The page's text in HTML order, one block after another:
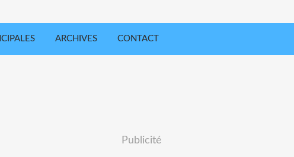
ARCHIVES CONTACT
Publicité